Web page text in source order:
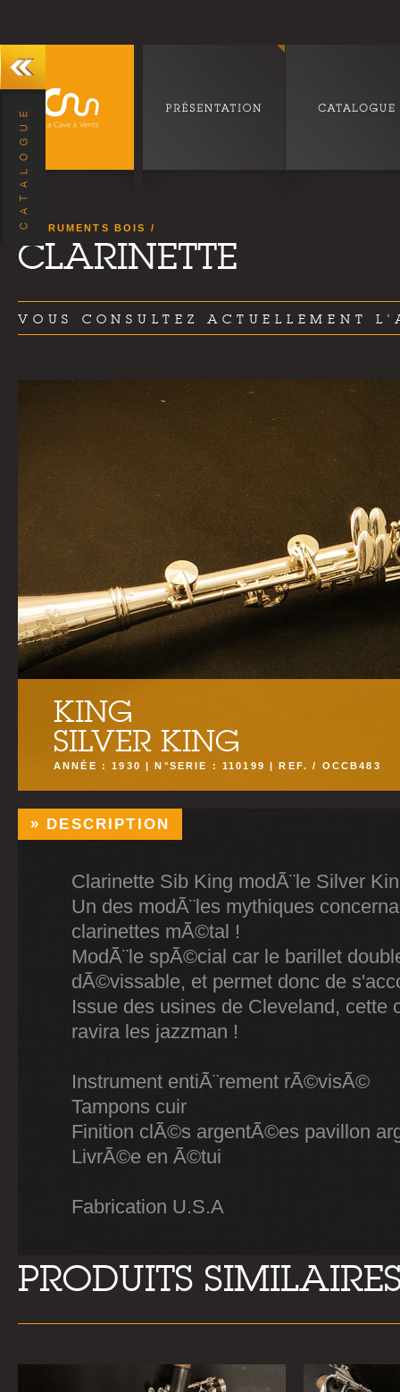
INSTRUMENTS BOIS
CLARINETTE
VOUS CONSULTEZ ACTUELLEMENT
KING
SILVER KING
ANNÉE : 1930 | N°SERIE : 110199 | REF. / OCCB483
DESCRIPTION
Clarinette Sib King modÃ¨le Silver
Un des modÃ¨les mythiques
clarinettes mÃ©tal !
ModÃ¨le spÃ©cial car le barillet
dÃ©vissable, et permet donc de
Issue des usines de Cleveland, cette
ravira les jazzman !
Instrument entiÃ¨rement rÃ©visÃ©
Tampons cuir
Finition clÃ©s argentÃ©es pavillon
LivrÃ©e en Ã©tui
Fabrication U.S.A
PRODUITS